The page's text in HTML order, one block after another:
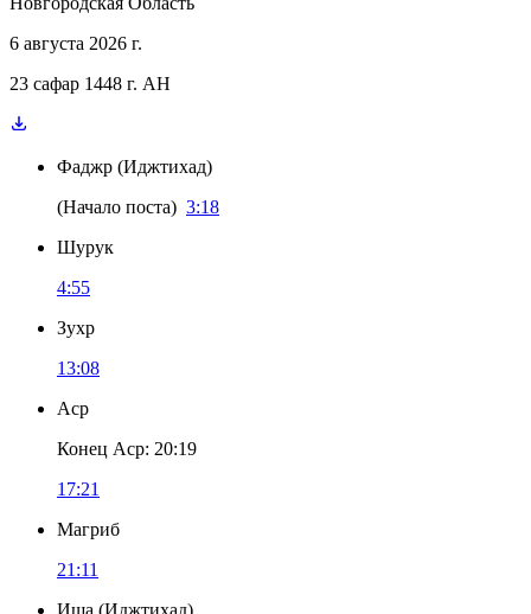
6 августа 2026 г.
23 сафар 1448 г. AH
Фаджр (Иджтихад)
(Начало поста) 3:18
Шурук
4:55
Зухр
13:08
Аср
Конец Аср: 20:19
17:21
Магриб
21:11
Иша (Иджтихад)